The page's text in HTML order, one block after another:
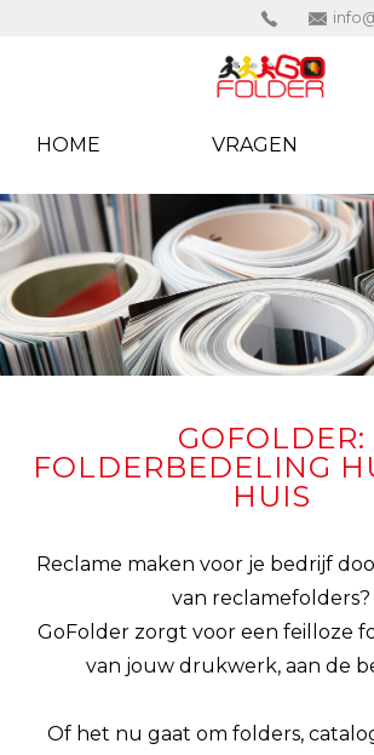
HOME VRAGEN
GOFOLDER:
FOLDERBEDELING
HUIS
Reclame maken voor je bedrijf
van reclamefolders?
GoFolder zorgt voor een feilloze
van jouw drukwerk, aan de
Of het nu gaat om folders,